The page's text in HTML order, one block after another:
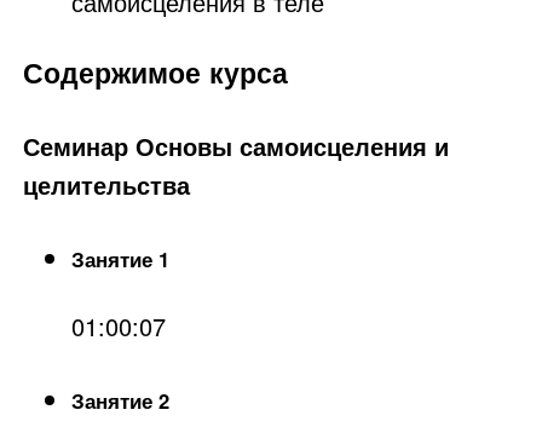
Содержимое курса
Семинар Основы самоисцеления и
целительства
Занятие 1
01:00:07
Занятие 2